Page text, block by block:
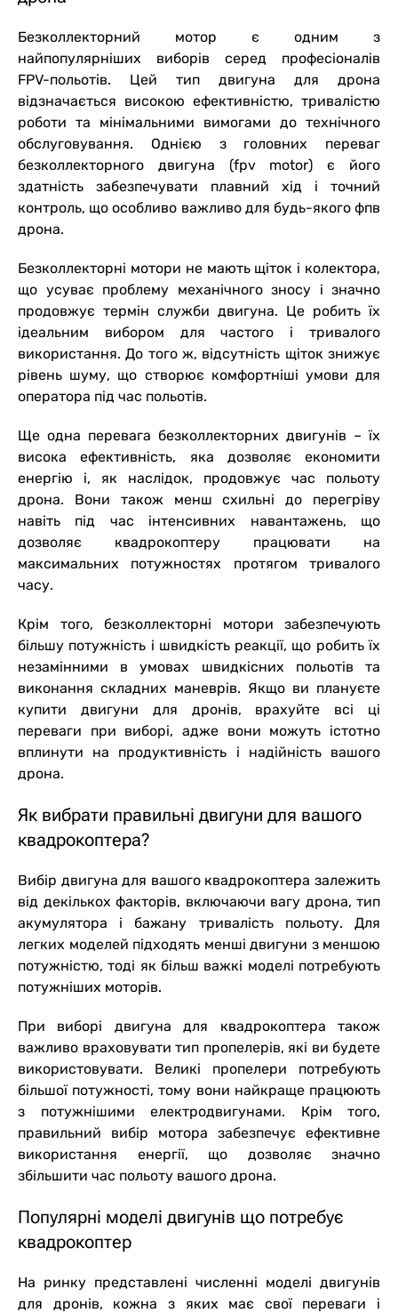
Безколлекторний мотор є одним з
найпопулярніших виборів серед професіоналів
FPV-польотів. Цей тип двигуна для дрона
відзначається високою ефективністю, тривалістю
роботи та мінімальними вимогами до технічного
обслуговування. Однією з головних переваг
безколлекторного двигуна (fpv motor) є його
здатність забезпечувати плавний хід і точний
контроль, що особливо важливо для будь-якого фпв
дрона.
Безколлекторні мотори не мають щіток і колектора,
що усуває проблему механічного зносу і значно
продовжує термін служби двигуна. Це робить їх
ідеальним вибором для частого і тривалого
використання. До того ж, відсутність щіток знижує
рівень шуму, що створює комфортніші умови для
оператора під час польотів.
Ще одна перевага безколлекторних двигунів – їх
висока ефективність, яка дозволяє економити
енергію і, як наслідок, продовжує час польоту
дрона. Вони також менш схильні до перегріву
навіть під час інтенсивних навантажень, що
дозволяє квадрокоптеру працювати на
максимальних потужностях протягом тривалого
часу.
Крім того, безколлекторні мотори забезпечують
більшу потужність і швидкість реакції, що робить їх
незамінними в умовах швидкісних польотів та
виконання складних маневрів. Якщо ви плануєте
купити двигуни для дронів, врахуйте всі ці
переваги при виборі, адже вони можуть істотно
вплинути на продуктивність і надійність вашого
дрона.
Як вибрати правильні двигуни для вашого
квадрокоптера?
Вибір двигуна для вашого квадрокоптера залежить
від декількох факторів, включаючи вагу дрона, тип
акумулятора і бажану тривалість польоту. Для
легких моделей підходять менші двигуни з меншою
потужністю, тоді як більш важкі моделі потребують
потужніших моторів.
При виборі двигуна для квадрокоптера також
важливо враховувати тип пропелерів, які ви будете
використовувати. Великі пропелери потребують
більшої потужності, тому вони найкраще працюють
з потужнішими електродвигунами. Крім того,
правильний вибір мотора забезпечує ефективне
використання енергії, що дозволяє значно
збільшити час польоту вашого дрона.
Популярні моделі двигунів що потребує
квадрокоптер
На ринку представлені численні моделі двигунів
для дронів, кожна з яких має свої переваги і